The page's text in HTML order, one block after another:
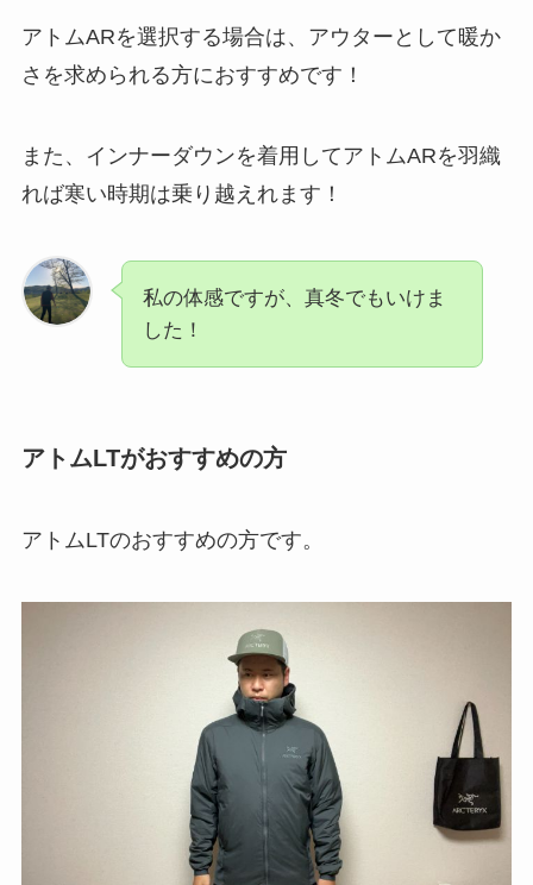
アトムARを選択する場合は、アウターとして暖か
さを求められる方におすすめです！
また、インナーダウンを着用してアトムARを羽織
れば寒い時期は乗り越えれます！
私の体感ですが、真冬でもいけま
した！
アトムLTがおすすめの方
アトムLTのおすすめの方です。